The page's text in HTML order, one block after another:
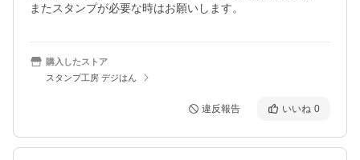
またスタンプが必要な時はお願いします。
購入したストア
スタンプ工房 デジはん
違反報告 いいね 0